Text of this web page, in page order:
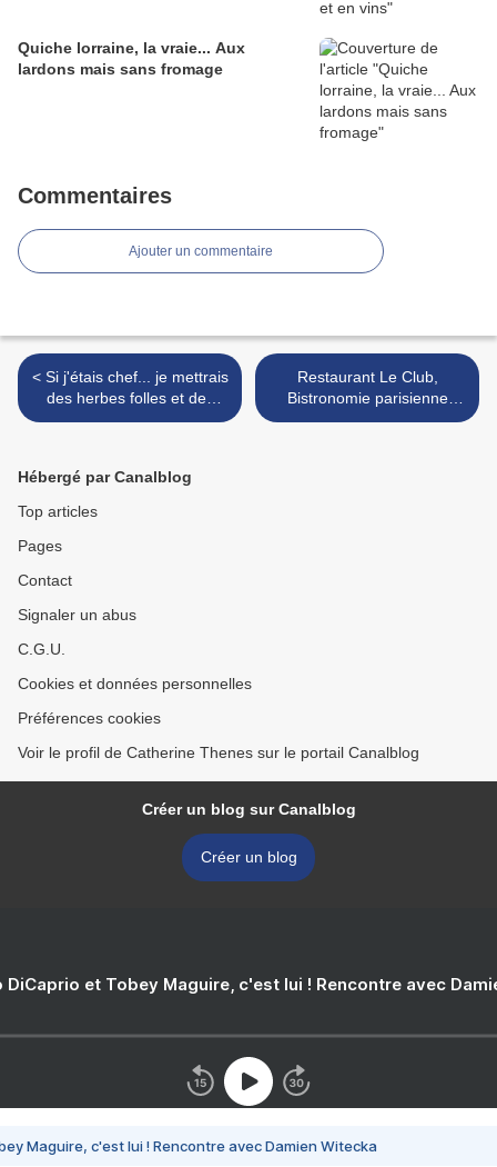
Quiche lorraine, la vraie... Aux
lardons mais sans fromage
Commentaires
Ajouter un commentaire
< Si j'étais chef... je mettrais
des herbes folles et des
plantes sauvages à ma
Restaurant Le Club,
Bistronomie parisienne
avec vue >
Hébergé par Canalblog
Top articles
Pages
Contact
Signaler un abus
C.G.U.
Cookies et données personnelles
Préférences cookies
Voir le profil de Catherine Thenes sur le portail Canalblog
Créer un blog sur Canalblog
Créer un blog
DiCaprio et Tobey Maguire, c'est lui ! Rencontre avec
Maguire, c'est lui ! Rencontre avec Damien Witecka